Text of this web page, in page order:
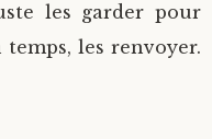
les garder pour
les renvoyer.